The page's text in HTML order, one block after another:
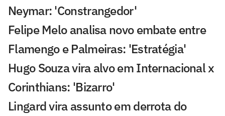
Neymar: 'Constrangedor'
Felipe Melo analisa novo embate entre
Flamengo e Palmeiras: 'Estratégia'
Hugo Souza vira alvo em Internacional x
Corinthians: 'Bizarro'
Lingard vira assunto em derrota do